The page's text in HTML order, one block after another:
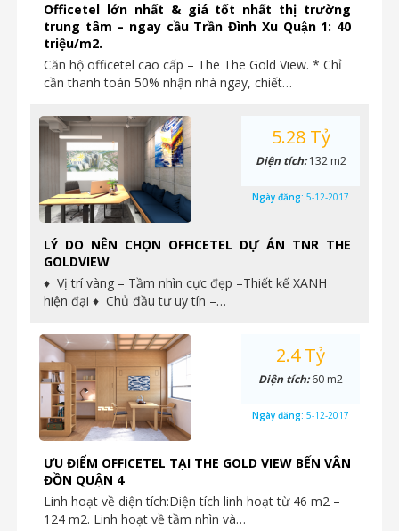
Officetel lớn nhất & giá tốt nhất thị trường
trung tâm – ngay cầu Trần Đình Xu Quận 1: 40
triệu/m2.
Căn hộ officetel cao cấp – The The Gold View. * Chỉ
cần thanh toán 50% nhận nhà ngay, chiết…
LÝ DO NÊN CHỌN OFFICETEL DỰ ÁN TNR THE
GOLDVIEW
♦ Vị trí vàng – Tầm nhìn cực đẹp –Thiết kế XANH
hiện đại ♦ Chủ đầu tư uy tín –…
5.28 Tỷ
Diện tích:132 m2
Ngày đăng: 5-12-2017
ƯU ĐIỂM OFFICETEL TẠI THE GOLD VIEW BẾN VÂN
ĐỒN QUẬN 4
Linh hoạt về diện tích:Diện tích linh hoạt từ 46 m2 –
124 m2. Linh hoạt về tầm nhìn và…
2.4 Tỷ
Diện tích:60 m2
Ngày đăng: 5-12-2017